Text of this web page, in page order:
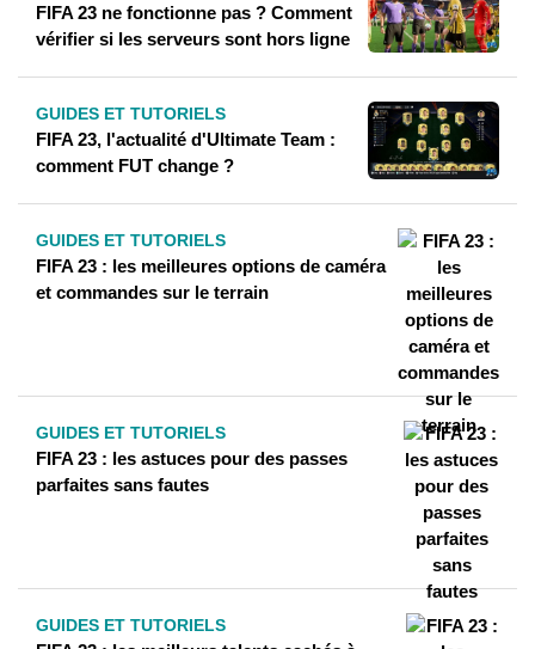
FIFA 23 ne fonctionne pas ? Comment
vérifier si les serveurs sont hors ligne
GUIDES ET TUTORIELS
FIFA 23, l'actualité d'Ultimate Team :
comment FUT change ?
GUIDES ET TUTORIELS
FIFA 23 : les meilleures options de caméra
et commandes sur le terrain
GUIDES ET TUTORIELS
FIFA 23 : les astuces pour des passes
parfaites sans fautes
GUIDES ET TUTORIELS